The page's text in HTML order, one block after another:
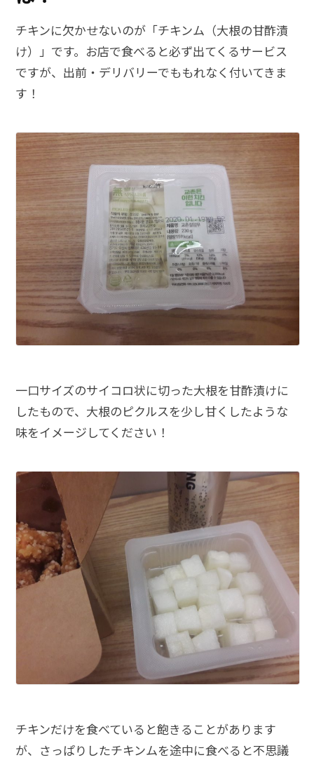
チキンに欠かせないのが「チキンム（大根の甘酢漬
け）」です。お店で食べると必ず出てくるサービス
ですが、出前・デリバリーでももれなく付いてきま
す！
一口サイズのサイコロ状に切った大根を甘酢漬けに
したもので、大根のピクルスを少し甘くしたような
味をイメージしてください！
チキンだけを食べていると飽きることがあります
が、さっぱりしたチキンムを途中に食べると不思議